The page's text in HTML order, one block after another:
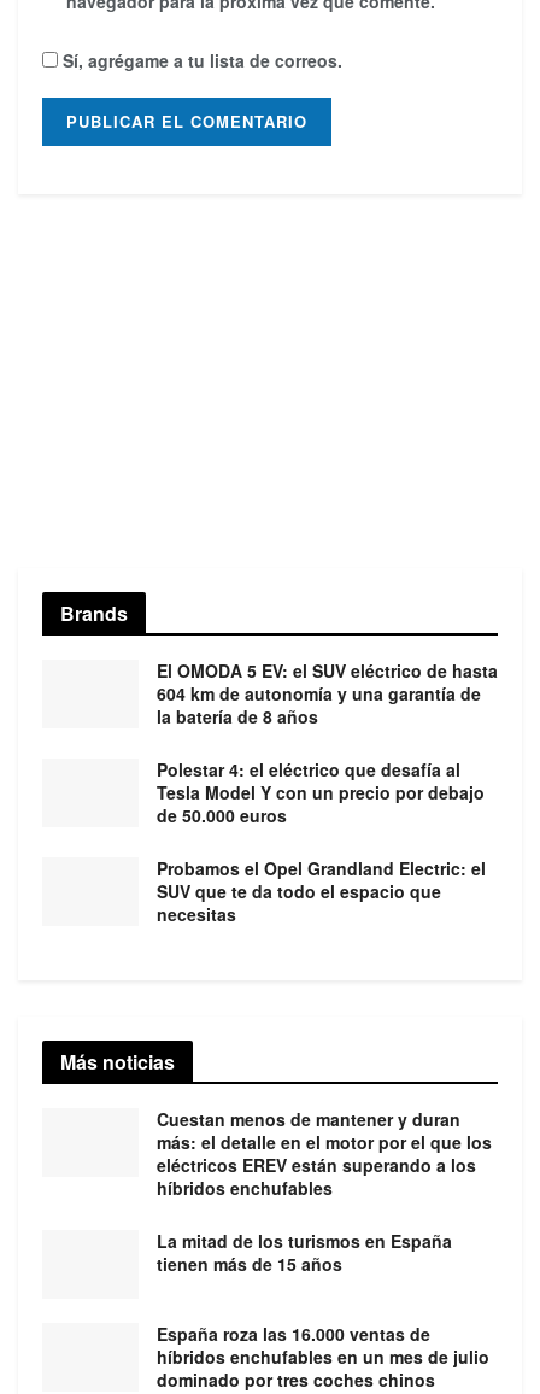
Sí, agrégame a tu lista de correos.
Brands
El OMODA 5 EV: el SUV eléctrico de hasta
604 km de autonomía y una garantía de
la batería de 8 años
Polestar 4: el eléctrico que desafía al
Tesla Model Y con un precio por debajo
de 50.000 euros
Probamos el Opel Grandland Electric: el
SUV que te da todo el espacio que
necesitas
Más noticias
Cuestan menos de mantener y duran
más: el detalle en el motor por el que los
eléctricos EREV están superando a los
híbridos enchufables
La mitad de los turismos en España
tienen más de 15 años
España roza las 16.000 ventas de
híbridos enchufables en un mes de julio
dominado por tres coches chinos